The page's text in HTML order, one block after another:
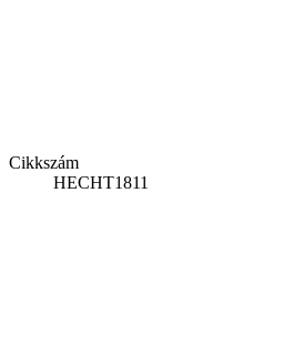
Cikkszám
HECHT1811